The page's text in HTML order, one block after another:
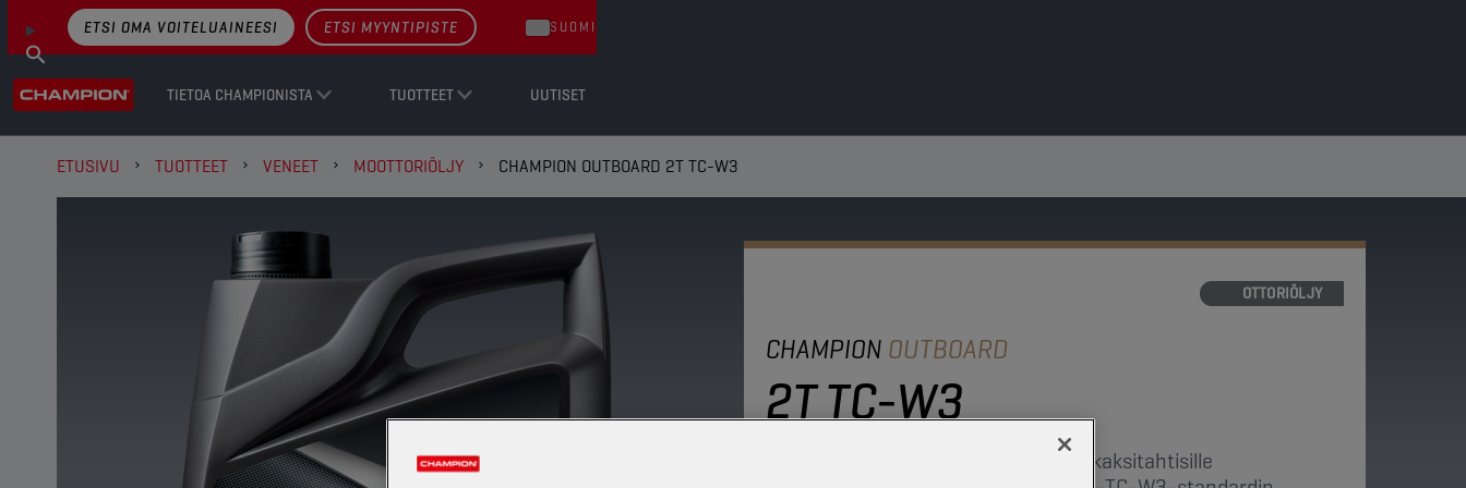
TIETOA CHAMPIONISTA TUOTTEET UUTISET
ETSI OMA VOITELUAINEESI ETSI MYYNTIPISTE SUOMI
ETUSIVU TUOTTEET VENEET MOOTTORIÖLJY CHAMPION OUTBOARD 2T TC-W3
MOOTTORIÖLJY
CHAMPION OUTBOARD
2T TC-W3
Öljy on tarkoitettu vesijäähdytteisille kaksitahtisille